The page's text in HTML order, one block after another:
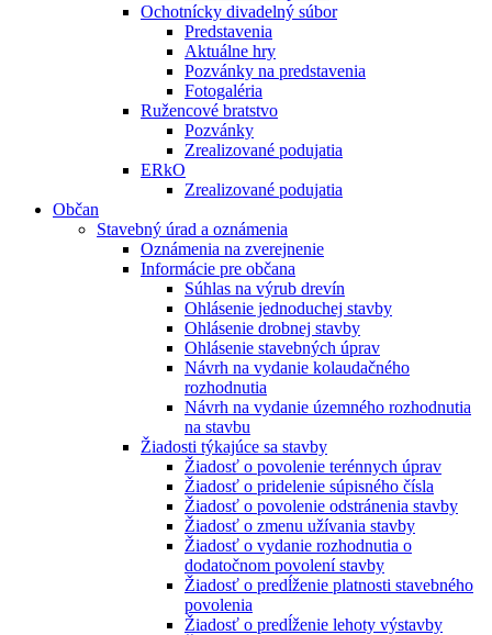
Ochotnícky divadelný súbor
Predstavenia
Aktuálne hry
Pozvánky na predstavenia
Fotogaléria
Ružencové bratstvo
Pozvánky
Zrealizované podujatia
ERkO
Zrealizované podujatia
Občan
Stavebný úrad a oznámenia
Oznámenia na zverejnenie
Informácie pre občana
Súhlas na výrub drevín
Ohlásenie jednoduchej stavby
Ohlásenie drobnej stavby
Ohlásenie stavebných úprav
Návrh na vydanie kolaudačného
rozhodnutia
Návrh na vydanie územného rozhodnutia
na stavbu
Žiadosti týkajúce sa stavby
Žiadosť o povolenie terénnych úprav
Žiadosť o pridelenie súpisného čísla
Žiadosť o povolenie odstránenia stavby
Žiadosť o zmenu užívania stavby
Žiadosť o vydanie rozhodnutia o
dodatočnom povolení stavby
Žiadosť o predĺženie platnosti stavebného
povolenia
Žiadosť o predĺženie lehoty výstavby